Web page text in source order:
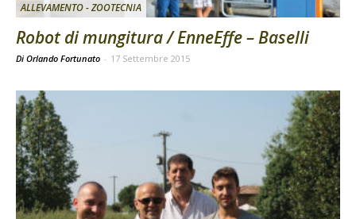
ALLEVAMENTO - ZOOTECNIA
Robot di mungitura / EnneEffe – Baselli
Di Orlando Fortunato - 17 Settembre 2015